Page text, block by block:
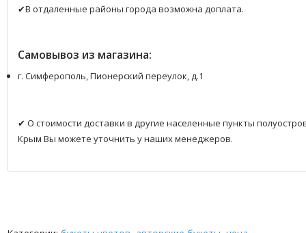
✔В отдаленные районы города возможна доплата.
Самовывоз из магазина:
г. Симферополь, Пионерский переулок, д.1
✔ О стоимости доставки в другие населенные пункты
Крым Вы можете уточнить у наших менеджеров.